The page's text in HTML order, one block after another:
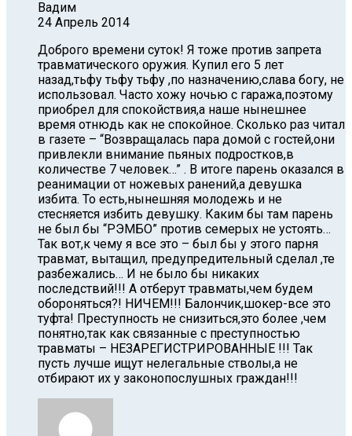
Вадим
24 Апрель 2014
Доброго времени суток! Я тоже против запрета
травматического оружия. Купил его 5 лет
назад,тьфу тьфу тьфу ,по назначению,слава богу, не
использовал. Часто хожу ночью с гаража,поэтому
приобрел для спокойствия,а наше нынешнее
время отнюдь как не спокойное. Сколько раз читал
в газете – “Возвращалась пара домой с гостей,они
привлекли внимание пьяных подростков,в
количестве 7 человек…” . В итоге парень оказался в
реанимации от ножевых ранений,а девушка
избита. То есть,нынешняя молодежь и не
стесняется избить девушку. Каким бы там парень
не был бы “РЭМБО” против семерых не устоять…
Так вот,к чему я все это – был бы у этого парня
травмат, вытащил, предупредительный сделал ,те
разбежались… И не было бы никаких
последствий!!! А отберут травматы,чем будем
обороняться?! НИЧЕМ!!! Балончик,шокер-все это
туфта! Преступность не снизиться,это более ,чем
понятно,так как связанные с преступностью
травматы – НЕЗАРЕГИСТРИРОВАННЫЕ !!! Так
пусть лучше ищут нелегальные стволы,а не
отбирают их у законопослушных граждан!!!